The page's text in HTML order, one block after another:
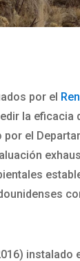
por el
la
por el